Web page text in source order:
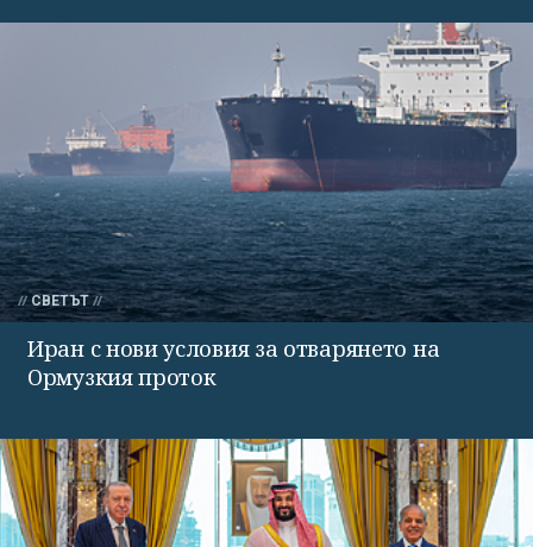
СВЕТЪТ
Иран с нови условия за отварянето на
Ормузкия проток